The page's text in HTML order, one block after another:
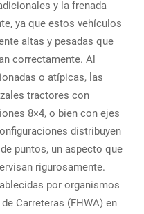
y la frenada
ya que estos vehículos
altas y pesadas que
correctamente. Al
o atípicas, las
tractores con
8×4, o bien con ejes
distribuyen
puntos, un aspecto que
rigurosamente.
por organismos
Carreteras (FHWA) en